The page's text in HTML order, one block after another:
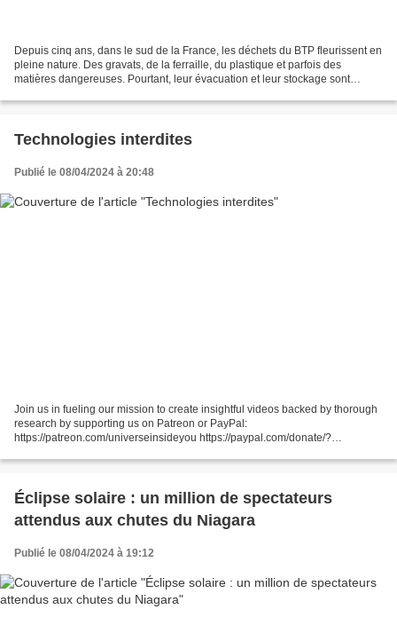
Depuis cinq ans, dans le sud de la France, les déchets du BTP fleurissent en
pleine nature. Des gravats, de la ferraille, du plastique et parfois des
matières dangereuses. Pourtant, leur évacuation et leur stockage sont
Technologies interdites
Publié le 08/04/2024 à 20:48
Join us in fueling our mission to create insightful videos backed by thorough
research by supporting us on Patreon or PayPal:
https://patreon.com/universeinsideyou https://paypal.com/donate/?
Éclipse solaire : un million de spectateurs
attendus aux chutes du Niagara
Publié le 08/04/2024 à 19:12